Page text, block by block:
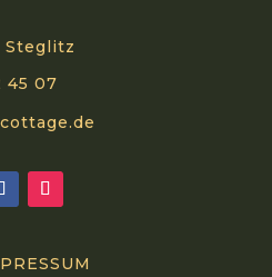
Steglitz
45 07